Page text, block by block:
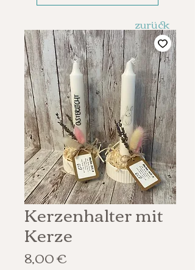
Kerzenhalter mit
Kerze
8,00 €Preis
zurück